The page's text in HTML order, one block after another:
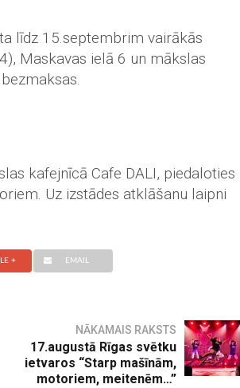
līdz 15.septembrim vairākās
Maskavas ielā 6 un mākslas
kafejnīcā Cafe DALI, piedaloties
Uz izstādes atklāšanu laipni
+ EMAIL
NĀKAMAIS RAKSTS
17.augustā Rīgas svētku
ietvaros “Starp mašīnām,
motoriem, meitenēm…”